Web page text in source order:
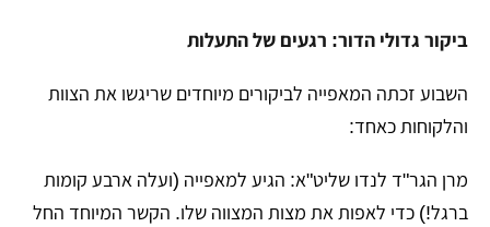
ביקור גדולי הדור: רגעים של התעלות
​השבוע זכתה המאפייה לביקורים מיוחדים שריגשו את הצוות
והלקוחות כאחד:
​מרן הגר"ד לנדו שליט"א: הגיע למאפייה (ועלה ארבע קומות
ברגל!) כדי לאפות את מצות המצווה שלו. הקשר המיוחד החל